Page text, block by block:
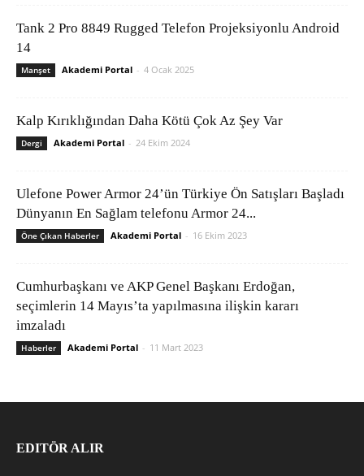
Tank 2 Pro 8849 Rugged Telefon Projeksiyonlu Android
14
Manşet Akademi Portal - 4 Ocak 2025
Kalp Kırıklığından Daha Kötü Çok Az Şey Var
Dergi Akademi Portal - 24 Ekim 2024
Ulefone Power Armor 24’ün Türkiye Ön Satışları Başladı
Dünyanın En Sağlam telefonu Armor 24...
Öne Çıkan Haberler Akademi Portal - 16 Ekim 2023
Cumhurbaşkanı ve AKP Genel Başkanı Erdoğan,
seçimlerin 14 Mayıs’ta yapılmasına ilişkin kararı
imzaladı
Haberler Akademi Portal - 11 Mart 2023
EDITÖR ALIR